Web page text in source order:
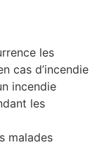
les
cas d’incendie
incendie
les
malades